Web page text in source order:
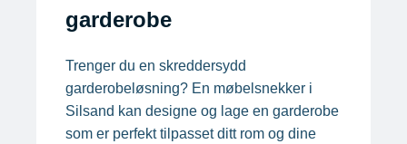
garderobe
Trenger du en skreddersydd
garderobeløsning? En møbelsnekker i
Silsand kan designe og lage en garderobe
som er perfekt tilpasset ditt rom og dine